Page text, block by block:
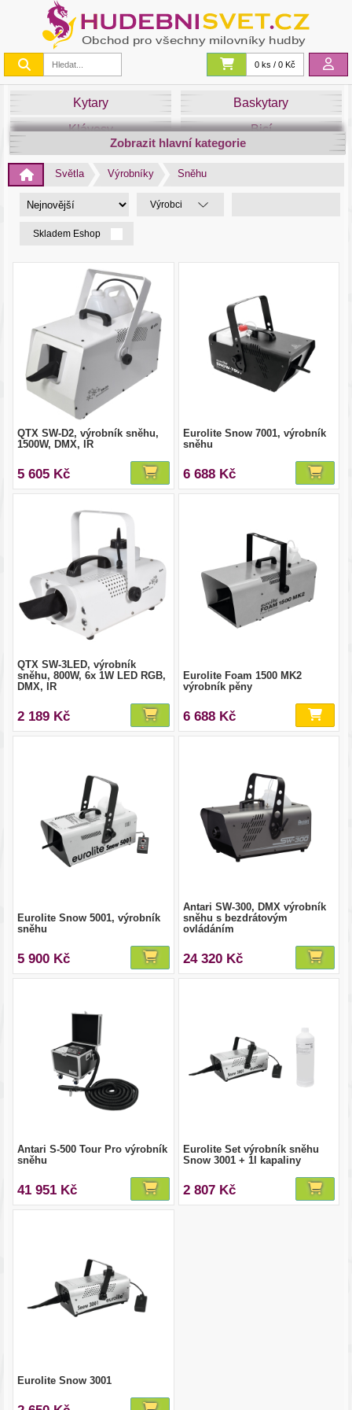
0 ks / 0 Kč
Kytary
Baskytary
Klávesy
Bicí
Smyčce
Dechy
Zvuk&Studio
Zobrazit hlavní kategorie
Světla Výrobníky Sněhu
Výrobci
Skladem Eshop
QTX SW-D2, výrobník sněhu,
1500W, DMX, IR
5 605 Kč
Eurolite Snow 7001, výrobník
sněhu
6 688 Kč
QTX SW-3LED, výrobník
sněhu, 800W, 6x 1W LED RGB,
DMX, IR
2 189 Kč
Eurolite Foam 1500 MK2
výrobník pěny
6 688 Kč
Eurolite Snow 5001, výrobník
sněhu
5 900 Kč
Antari SW-300, DMX výrobník
sněhu s bezdrátovým
ovládáním
24 320 Kč
Antari S-500 Tour Pro výrobník
sněhu
41 951 Kč
Eurolite Set výrobník sněhu
Snow 3001 + 1l kapaliny
2 807 Kč
Eurolite Snow 3001